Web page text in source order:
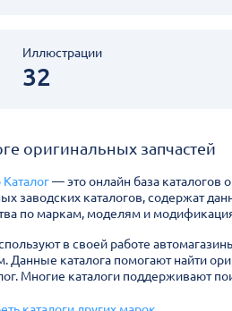
Иллюстрации
32
оригинальных запчастей
— это онлайн база каталогов
заводских каталогов, содержат
по маркам, моделям и
в своей работе
Данные каталога помогают найти
Многие каталоги поддерживают